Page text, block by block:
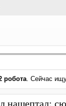
робота. Сейчас
нашептал: